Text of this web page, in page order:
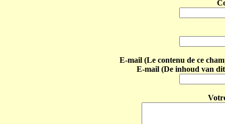
E-mail (Le contenu de ce
E-mail (De inhoud van